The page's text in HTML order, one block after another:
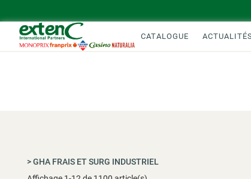
CATALOGUE
>GHA FRAIS ET SURG INDUSTRIEL